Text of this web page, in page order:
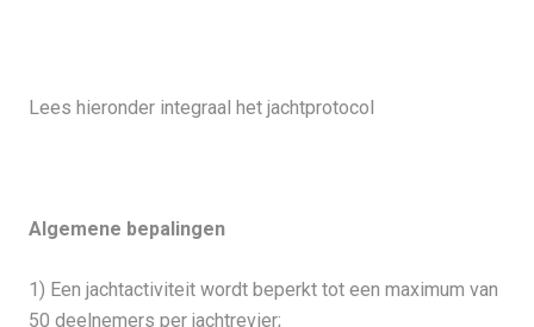
Lees hieronder integraal het jachtprotocol
Algemene bepalingen
1) Een jachtactiviteit wordt beperkt tot een maximum van
50 deelnemers per jachtrevier;